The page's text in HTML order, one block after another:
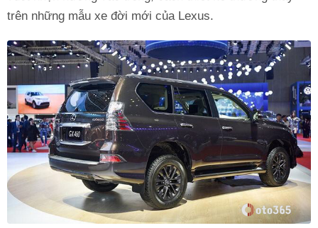
trên những mẫu xe đời mới của Lexus.